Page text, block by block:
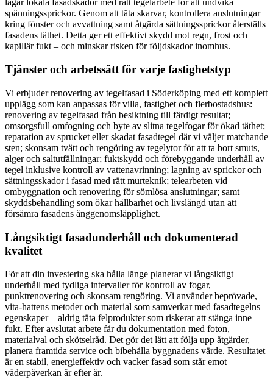
spänningssprickor. Genom att täta skarvar, kontrollera anslutningar
kring fönster och avvattning samt åtgärda sättningssprickor återställs
fasadens täthet. Detta ger ett effektivt skydd mot regn, frost och
kapillär fukt – och minskar risken för följdskador inomhus.
Tjänster och arbetssätt för varje fastighetstyp
Vi erbjuder renovering av tegelfasad i Söderköping med ett komplett
upplägg som kan anpassas för villa, fastighet och flerbostadshus:
renovering av tegelfasad från besiktning till färdigt resultat;
omsorgsfull omfogning och byte av slitna tegelfogar för ökad täthet;
reparation av sprucket eller skadat fasadtegel där vi väljer matchande
sten; skonsam tvätt och rengöring av tegelytor för att ta bort smuts,
alger och saltutfällningar; fuktskydd och förebyggande underhåll av
tegel inklusive kontroll av vattenavrinning; lagning av sprickor och
sättningsskador i fasad med rätt murteknik; telearbeten vid
ombyggnation och renovering för sömlösa anslutningar; samt
skyddsbehandling som ökar hållbarhet och livslängd utan att
försämra fasadens ånggenomsläpplighet.
Långsiktigt fasadunderhåll och dokumenterad
kvalitet
För att din investering ska hålla länge planerar vi långsiktigt
underhåll med tydliga intervaller för kontroll av fogar,
punktrenovering och skonsam rengöring. Vi använder beprövade,
vita-hattens metoder och material som samverkar med fasadtegelns
egenskaper – aldrig täta felprodukter som riskerar att stänga inne
fukt. Efter avslutat arbete får du dokumentation med foton,
materialval och skötselråd. Det gör det lätt att följa upp åtgärder,
planera framtida service och bibehålla byggnadens värde. Resultatet
är en stabil, energieffektiv och vacker fasad som står emot
väderpåverkan år efter år.